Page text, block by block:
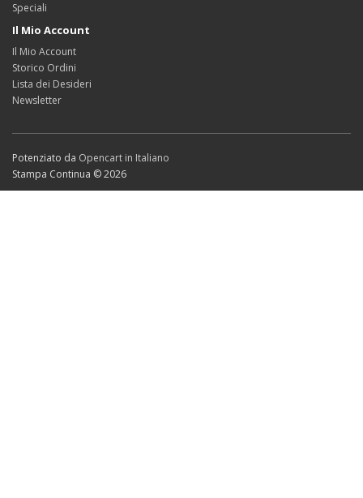
Speciali
Il Mio Account
Il Mio Account
Storico Ordini
Lista dei Desideri
Newsletter
Potenziato da Opencart in Italiano
Stampa Continua © 2026